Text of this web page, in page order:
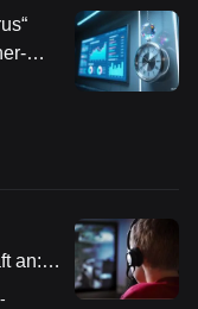
%
400
an:
150